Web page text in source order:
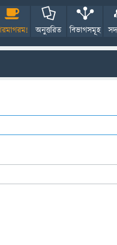
অনুত্তরিত বিভাগসমূহ